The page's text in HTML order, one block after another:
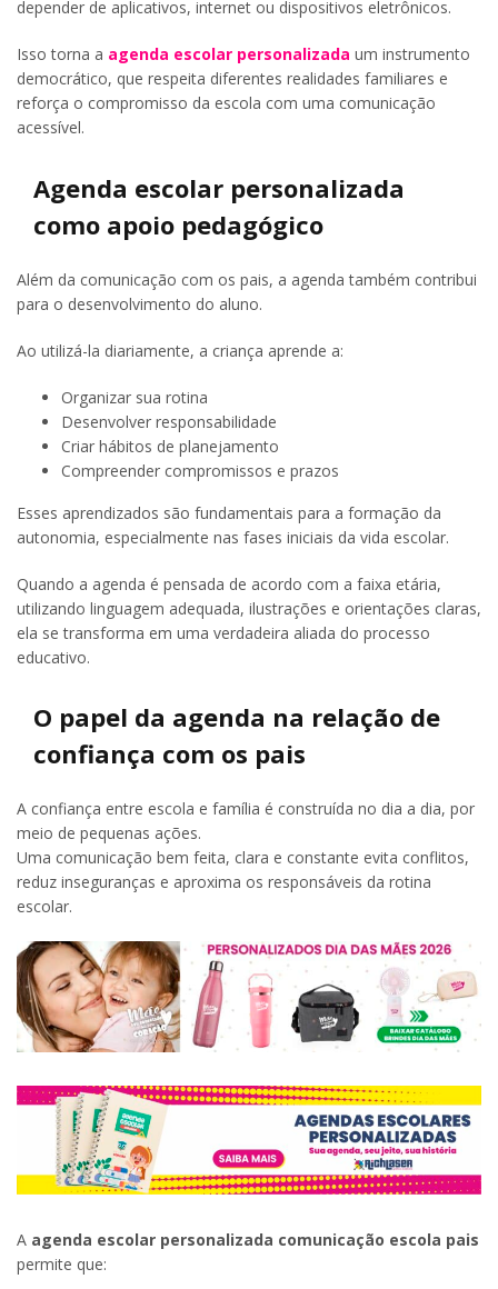
depender de aplicativos, internet ou dispositivos eletrônicos.
Isso torna a agenda escolar personalizada um instrumento
democrático, que respeita diferentes realidades familiares e
reforça o compromisso da escola com uma comunicação
acessível.
Agenda escolar personalizada
como apoio pedagógico
Além da comunicação com os pais, a agenda também contribui
para o desenvolvimento do aluno.
Ao utilizá-la diariamente, a criança aprende a:
Organizar sua rotina
Desenvolver responsabilidade
Criar hábitos de planejamento
Compreender compromissos e prazos
Esses aprendizados são fundamentais para a formação da
autonomia, especialmente nas fases iniciais da vida escolar.
Quando a agenda é pensada de acordo com a faixa etária,
utilizando linguagem adequada, ilustrações e orientações claras,
ela se transforma em uma verdadeira aliada do processo
educativo.
O papel da agenda na relação de
confiança com os pais
A confiança entre escola e família é construída no dia a dia, por
meio de pequenas ações.
Uma comunicação bem feita, clara e constante evita conflitos,
reduz inseguranças e aproxima os responsáveis da rotina
escolar.
A agenda escolar personalizada comunicação escola pais
permite que: